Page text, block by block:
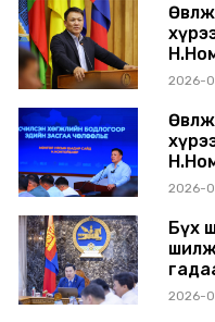
2026-
2026-
Бүх
2026-